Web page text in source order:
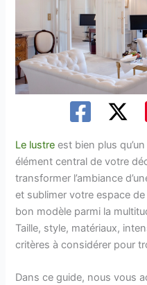
Le lustre est bien plus
élément central de votre
transformer l’ambiance
et sublimer votre espace
bon modèle parmi la
Taille, style, matériaux,
critères à considérer pour
Dans ce guide, nous vous